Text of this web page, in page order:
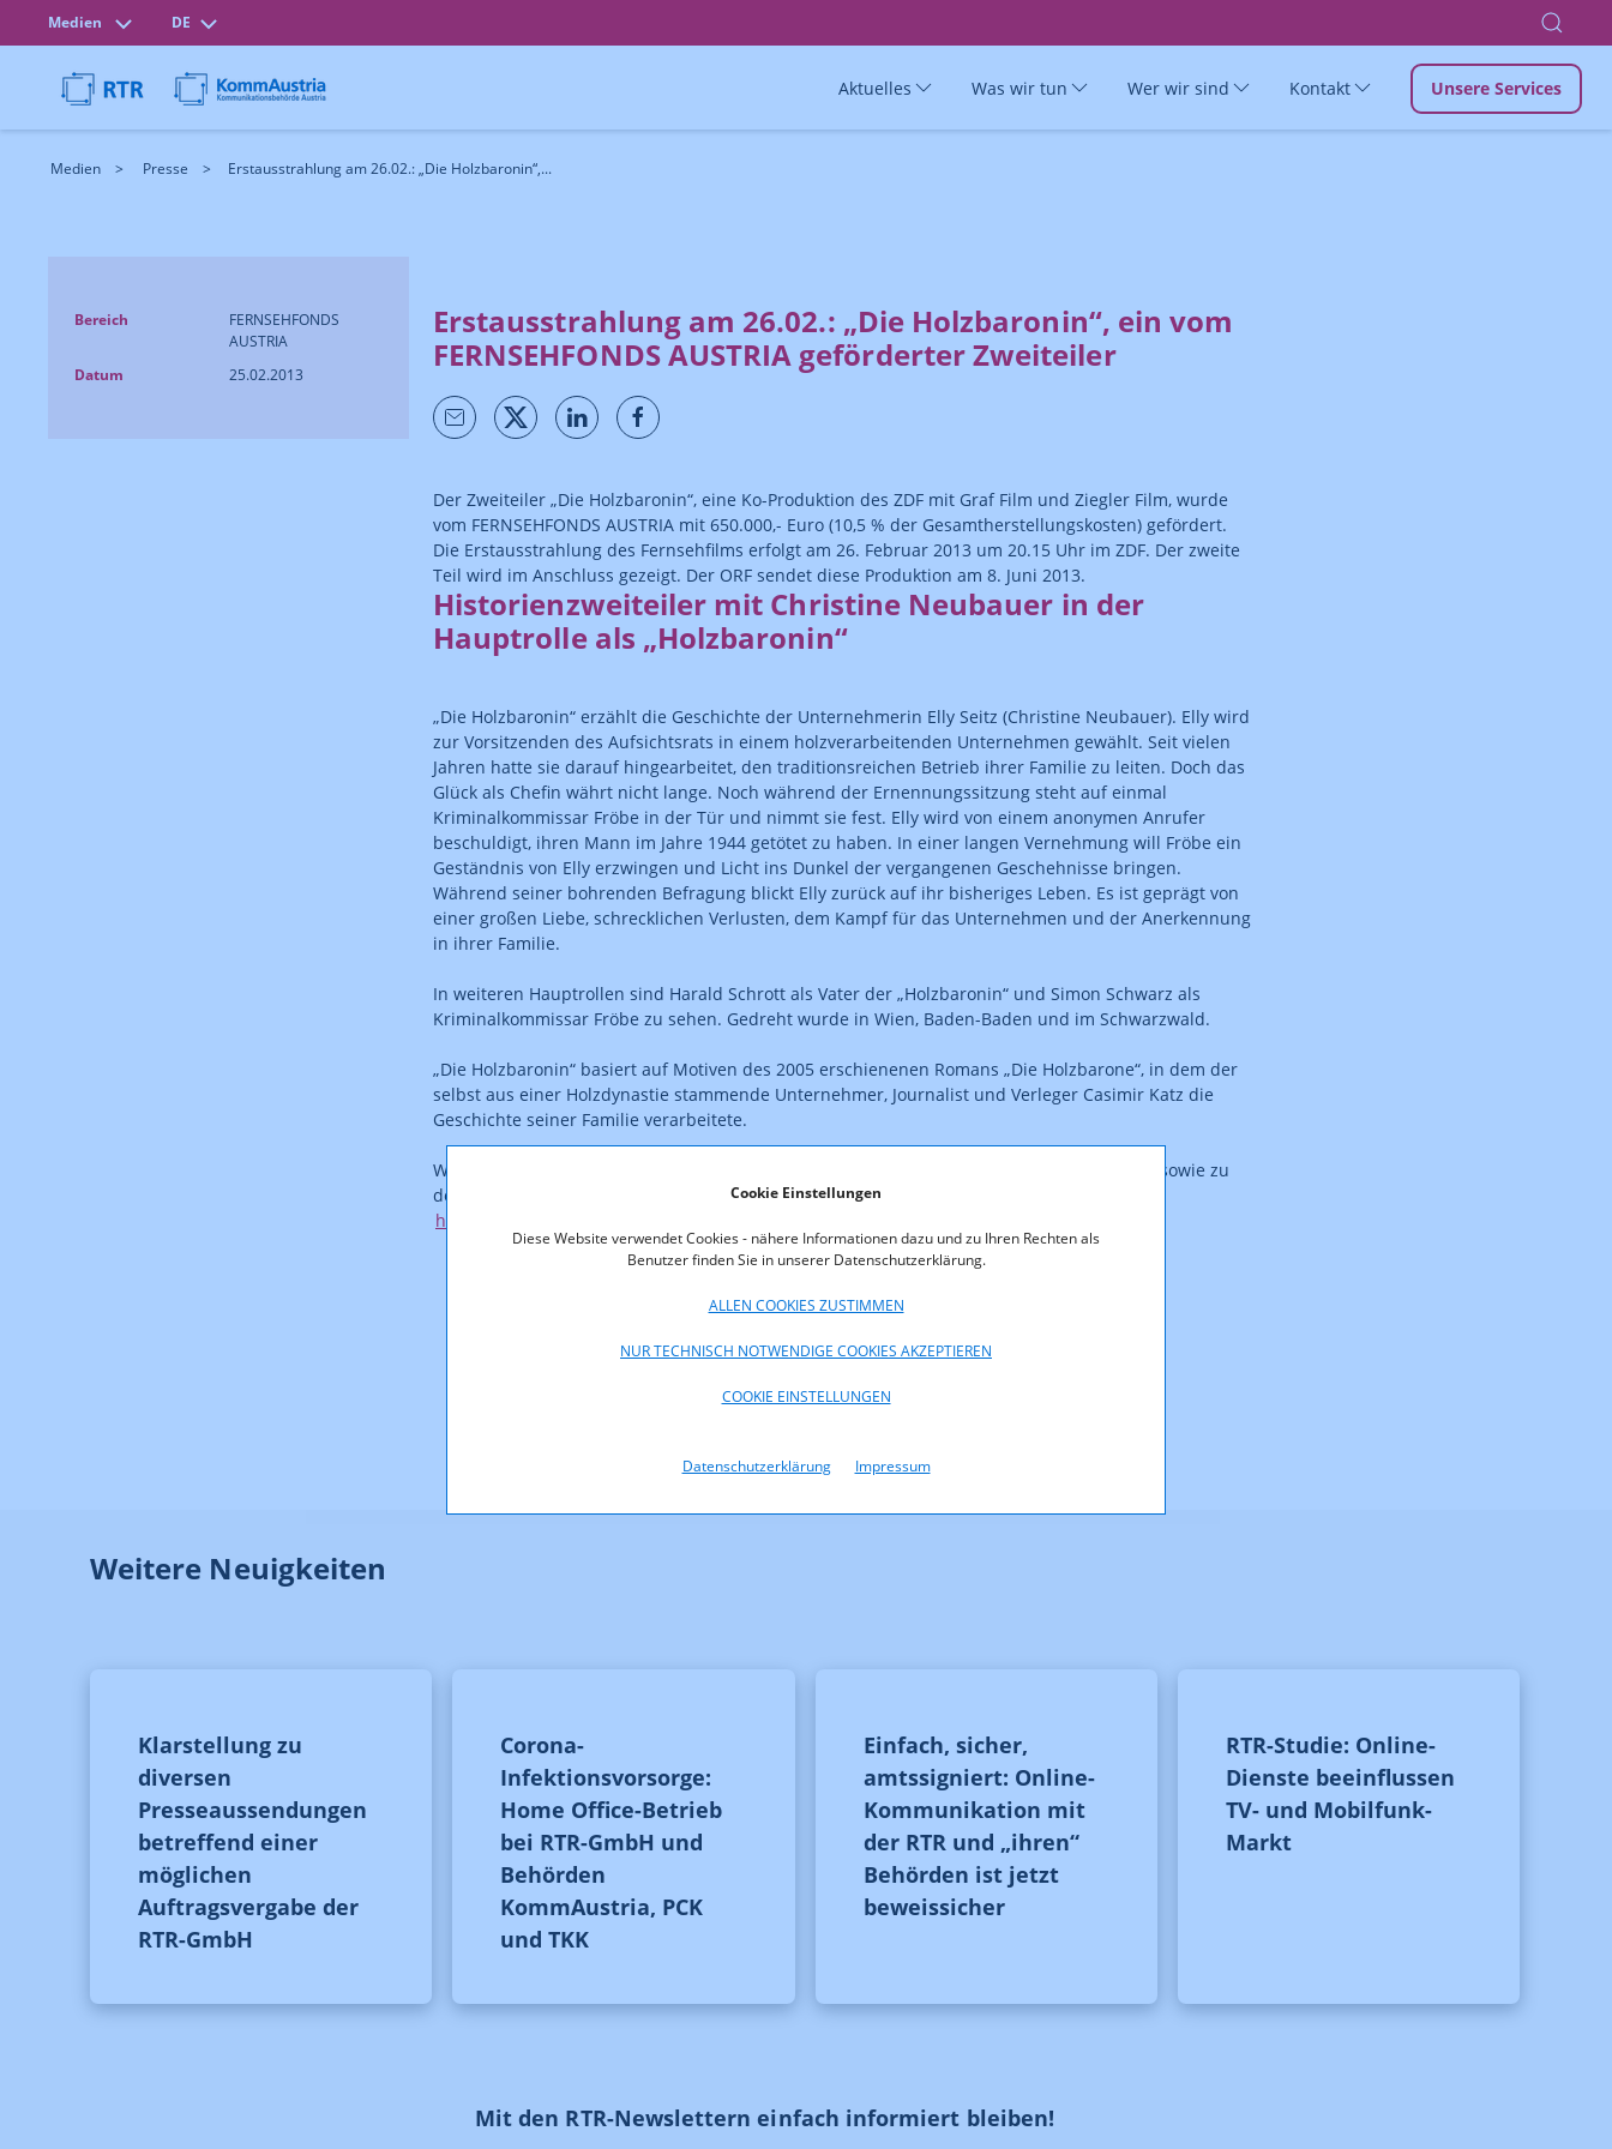
Cookie Einstellungen
Diese Website verwendet Cookies - nähere Informationen dazu und zu Ihren Rechten als
Benutzer finden Sie in unserer Datenschutzerklärung.
ALLEN COOKIES ZUSTIMMEN
NUR TECHNISCH NOTWENDIGE COOKIES AKZEPTIEREN
COOKIE EINSTELLUNGEN
Datenschutzerklärung Impressum
Medien DE
Aktuelles Was wir tun Wer wir sind Kontakt Unsere Services
Medien Presse Erstausstrahlung am 26.02.: „Die Holzbaronin“,...
Bereich
FERNSEHFONDS
AUSTRIA
Datum
25.02.2013
Erstausstrahlung am 26.02.: „Die Holzbaronin“, ein vom
FERNSEHFONDS AUSTRIA geförderter Zweiteiler
Der Zweiteiler „Die Holzbaronin“, eine Ko-Produktion des ZDF mit Graf Film und Ziegler Film, wurde
vom FERNSEHFONDS AUSTRIA mit 650.000,- Euro (10,5 % der Gesamtherstellungskosten) gefördert.
Die Erstausstrahlung des Fernsehfilms erfolgt am 26. Februar 2013 um 20.15 Uhr im ZDF. Der zweite
Teil wird im Anschluss gezeigt. Der ORF sendet diese Produktion am 8. Juni 2013.
Historienzweiteiler mit Christine Neubauer in der
Hauptrolle als „Holzbaronin“
„Die Holzbaronin“ erzählt die Geschichte der Unternehmerin Elly Seitz (Christine Neubauer). Elly wird
zur Vorsitzenden des Aufsichtsrats in einem holzverarbeitenden Unternehmen gewählt. Seit vielen
Jahren hatte sie darauf hingearbeitet, den traditionsreichen Betrieb ihrer Familie zu leiten. Doch das
Glück als Chefin währt nicht lange. Noch während der Ernennungssitzung steht auf einmal
Kriminalkommissar Fröbe in der Tür und nimmt sie fest. Elly wird von einem anonymen Anrufer
beschuldigt, ihren Mann im Jahre 1944 getötet zu haben. In einer langen Vernehmung will Fröbe ein
Geständnis von Elly erzwingen und Licht ins Dunkel der vergangenen Geschehnisse bringen.
Während seiner bohrenden Befragung blickt Elly zurück auf ihr bisheriges Leben. Es ist geprägt von
einer großen Liebe, schrecklichen Verlusten, dem Kampf für das Unternehmen und der Anerkennung
in ihrer Familie.
In weiteren Hauptrollen sind Harald Schrott als Vater der „Holzbaronin“ und Simon Schwarz als
Kriminalkommissar Fröbe zu sehen. Gedreht wurde in Wien, Baden-Baden und im Schwarzwald.
„Die Holzbaronin“ basiert auf Motiven des 2005 erschienenen Romans „Die Holzbarone“, in dem der
selbst aus einer Holzdynastie stammende Unternehmer, Journalist und Verleger Casimir Katz die
Geschichte seiner Familie verarbeitete.
Weitere Informationen über geförderte Fernsehfilmprojekte des FERNSEHFONDS AUSTRIA sowie zu
den Antragsterminen 2013 sind auf der Website der RTR-GmbH unter dem Link
http://www.fernsehfonds.at
Weitere Neuigkeiten
Klarstellung zu
diversen
Presseaussendungen
betreffend einer
möglichen
Auftragsvergabe der
RTR-GmbH
Corona-
Infektionsvorsorge:
Home Office-Betrieb
bei RTR-GmbH und
Behörden
KommAustria, PCK
und TKK
Einfach, sicher,
amtssigniert: Online-
Kommunikation mit
der RTR und „ihren“
Behörden ist jetzt
beweissicher
RTR-Studie: Online-
Dienste beeinflussen
TV- und Mobilfunk-
Markt
Mit den RTR-Newslettern einfach informiert bleiben!